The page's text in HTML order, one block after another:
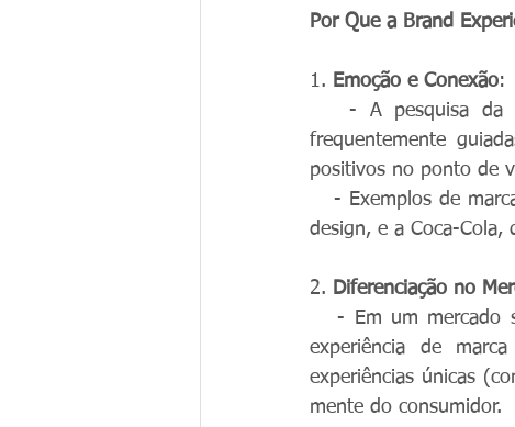
Por Que a Brand
1. Emoção e Conexão:
- A pesquisa da
frequentemente
positivos no ponto de
- Exemplos de
design, e a Coca-Cola,
2. Diferenciação no
- Em um mercado
experiência de
experiências únicas
mente do consumidor.